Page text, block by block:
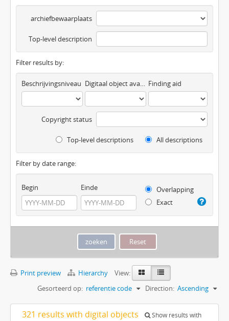
archiefbewaarplaats
Top-level description
Filter results by:
Beschrijvingsniveau Digitaal object available Finding aid
Copyright status
Top-level descriptions All descriptions
Filter by date range:
Begin Einde
Overlapping
Exact
Print preview Hierarchy
View:
Gesorteerd op: referentie code Direction: Ascending
321 results with digital objects
Show results with